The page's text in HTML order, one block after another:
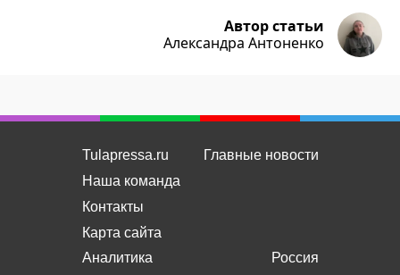
Автор статьи
Александра Антоненко
Tulapressa.ru
Наша команда
Контакты
Карта сайта
Главные новости
Аналитика
Россия